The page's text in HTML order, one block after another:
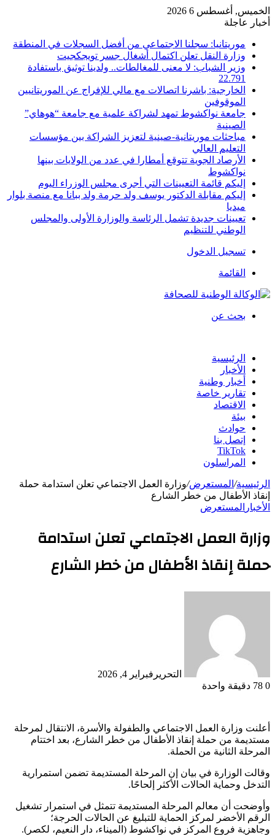
الخميس, أغسطس 6 2026
أخبار عاجلة
موريتانيا: سجلنا الاجتماعي من أفضل السجلات في المنطقة
وزارة النقل تعلن اكتمال أشغال جسر تويجكجيت
وزير الشباب: لا معنى للمغالطات.. ولدينا توثيق باستفادة
22.791
الخارجية: باشرنا اتصالات مع مالي للإفراج عن الموريتانيين
الموقوفين
جامعة نواكشوط تمهد لشراكة علمية مع جامعة “هوهاي”
الصينية
مباحثات موريتانية-صينية لتعزيز الشراكة بين مؤسسات
التعليم العالي
الأرصاد الجوية تتوقع أمطارا في عدد من الولايات بينها
نواكشوط
إليكم قائمة التعيينات التي أجرى مجلس الوزراء اليوم
إليكم مقابلة الدكتور يوسف ولد حرمة ولد ببانا مع منصة بلوار
ميديا
تعيينات جديدة تشمل الرئاسة والوزارة الأولى والمجلس
الوطني للتنظيم
تسجيل الدخول
القائمة
بحث عن
الرئيسية
الأخبار
أخبار وطنية
تقارير خاصة
الاقتصاد
بيئة
حوادث
إتصل بنا
TikTok
المراسلون
الرئيسية/ المستعرض/وزارة العمل الاجتماعي تعلن استدامة حملة
إنقاذ الأطفال من خطر الشارع
الأخبار المستعرض
وزارة العمل الاجتماعي تعلن استدامة
حملة إنقاذ الأطفال من خطر الشارع
التحرير فبراير 4, 2026
0
دقيقة واحدة
أعلنت وزارة العمل الاجتماعي والطفولة والأسرة، الانتقال لمرحلة
مستديمة من حملة إنقاذ الأطفال من خطر الشارع، بعد اختتام
المرحلة الثانية من الحملة.
وقالت الوزارة في بيان إن المرحلة المستديمة تضمن استمرارية
التدخل وحماية الحالات الأكثر إلحاحًا.
وأوضحت أن معالم المرحلة المستديمة تتمثل في استمرار تشغيل
الرقم الأخضر لمركز الحماية للتبليغ عن الحالات الحرجة؛
وجاهزية فروع المركز في نواكشوط (الميناء، دار النعيم، لكصر).